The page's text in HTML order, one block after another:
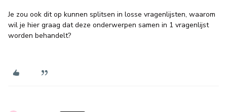
Je zou ook dit op kunnen splitsen in losse vragenlijsten, waarom
wil je hier graag dat deze onderwerpen samen in 1 vragenlijst
worden behandelt?